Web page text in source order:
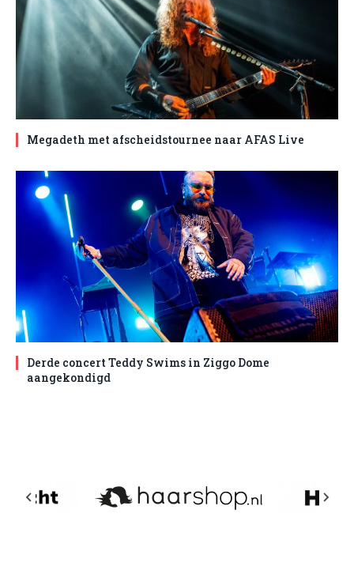
Megadeth met afscheidstournee naar AFAS Live
Derde concert Teddy Swims in Ziggo Dome
aangekondigd